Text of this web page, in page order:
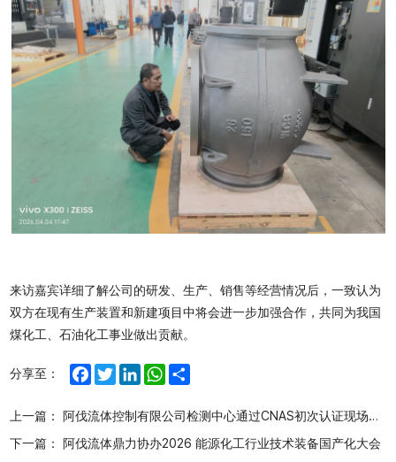
来访嘉宾详细了解公司的研发、生产、销售等经营情况后，一致认为
双方在现有生产装置和新建项目中将会进一步加强合作，共同为我国
煤化工、石油化工事业做出贡献。
分享至： Facebook
TwitterLinkedInWhatsApp
Share
上一篇： 阿伐流体控制有限公司检测中心通过CNAS初次认证现场评审
下一篇： 阿伐流体鼎力协办2026 能源化工行业技术装备国产化大会